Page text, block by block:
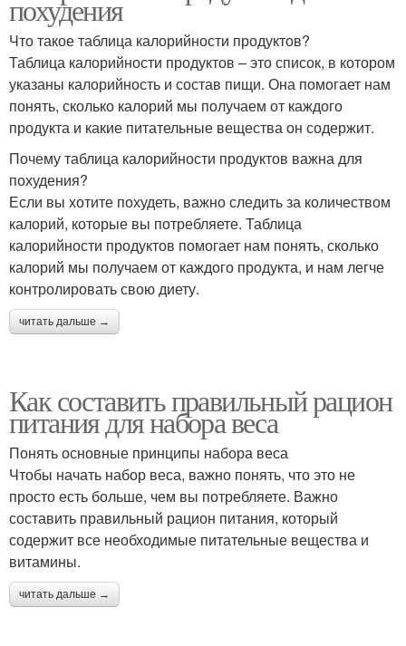
похудения
Что такое таблица калорийности продуктов?
Таблица калорийности продуктов – это список, в котором
указаны калорийность и состав пищи. Она помогает нам
понять, сколько калорий мы получаем от каждого
продукта и какие питательные вещества он содержит.
Почему таблица калорийности продуктов важна для
похудения?
Если вы хотите похудеть, важно следить за количеством
калорий, которые вы потребляете. Таблица
калорийности продуктов помогает нам понять, сколько
калорий мы получаем от каждого продукта, и нам легче
контролировать свою диету.
читать дальше →
Как составить правильный рацион
питания для набора веса
Понять основные принципы набора веса
Чтобы начать набор веса, важно понять, что это не
просто есть больше, чем вы потребляете. Важно
составить правильный рацион питания, который
содержит все необходимые питательные вещества и
витамины.
читать дальше →